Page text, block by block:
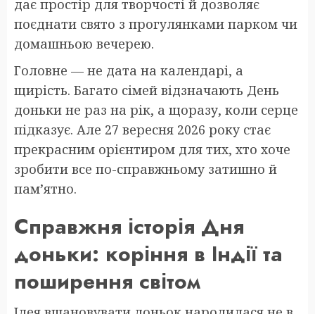
дає простір для творчості й дозволяє
поєднати свято з прогулянками парком чи
домашньою вечерею.
Головне — не дата на календарі, а
щирість. Багато сімей відзначають День
доньки не раз на рік, а щоразу, коли серце
підказує. Але 27 вересня 2026 року стає
прекрасним орієнтиром для тих, хто хоче
зробити все по-справжньому затишно й
пам’ятно.
Справжня історія Дня
доньки: коріння в Індії та
поширення світом